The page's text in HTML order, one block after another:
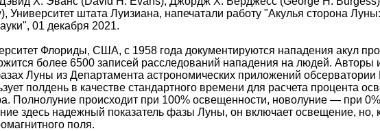
штата Луизиана, напечатали работу "Акулья сторона
01 декабря 2021.
Флориды, США, с 1958 года документируются нападения акул
более 6500 записей расследований нападения на людей. Авторы
Луны из Департамента астрономических приложений
полдень в качестве стандартного времени для расчета процента
Полнолуние происходит при 100% освещенности, новолуние — при
здесь надежный показатель фазы Луны, он включает освещение, но,
поля.